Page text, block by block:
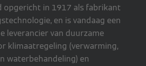
opgericht in 1917 als fabrikant
en is vandaag een
leverancier van duurzame
klimaatregeling (verwarming,
waterbehandeling) en